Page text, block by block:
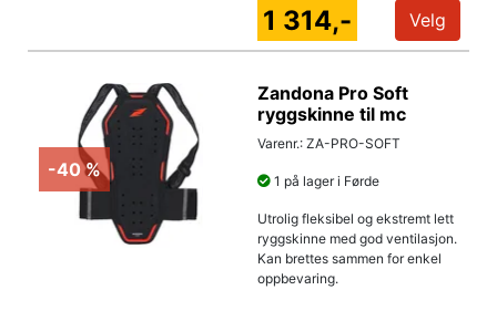
1 314,- Velg
-40 %
Zandona Pro Soft
ryggskinne til mc
Varenr.: ZA-PRO-SOFT
1 på lager i Førde
Utrolig fleksibel og ekstremt lett
ryggskinne med god ventilasjon.
Kan brettes sammen for enkel
oppbevaring.